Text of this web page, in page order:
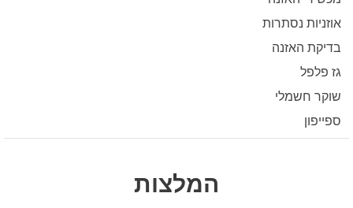
אוזניות נסתרות
בדיקת האזנה
גז פלפל
שוקר חשמלי
ספייפון
המלצות